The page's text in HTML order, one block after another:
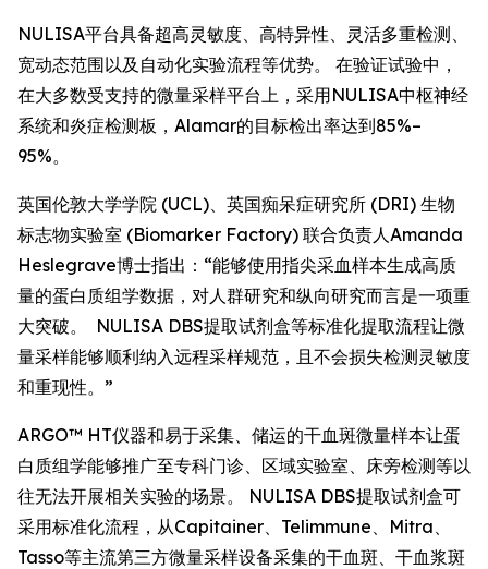
NULISA平台具备超高灵敏度、高特异性、灵活多重检测、
宽动态范围以及自动化实验流程等优势。 在验证试验中，
在大多数受支持的微量采样平台上，采用NULISA中枢神经
系统和炎症检测板，Alamar的目标检出率达到85%–
95%。
英国伦敦大学学院 (UCL)、英国痴呆症研究所 (DRI) 生物
标志物实验室 (Biomarker Factory) 联合负责人Amanda
Heslegrave博士指出：“能够使用指尖采血样本生成高质
量的蛋白质组学数据，对人群研究和纵向研究而言是一项重
大突破。 NULISA DBS提取试剂盒等标准化提取流程让微
量采样能够顺利纳入远程采样规范，且不会损失检测灵敏度
和重现性。”
ARGO™ HT仪器和易于采集、储运的干血斑微量样本让蛋
白质组学能够推广至专科门诊、区域实验室、床旁检测等以
往无法开展相关实验的场景。 NULISA DBS提取试剂盒可
采用标准化流程，从Capitainer、Telimmune、Mitra、
Tasso等主流第三方微量采样设备采集的干血斑、干血浆斑